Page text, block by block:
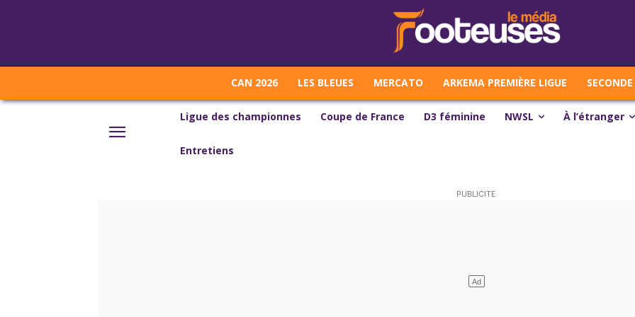
CAN 2026 LES BLEUES MERCATO ARKEMA PREMIÈRE LIGUE
Ligue des championnes Coupe de France D3 féminine NWSL À l’étranger
Entretiens